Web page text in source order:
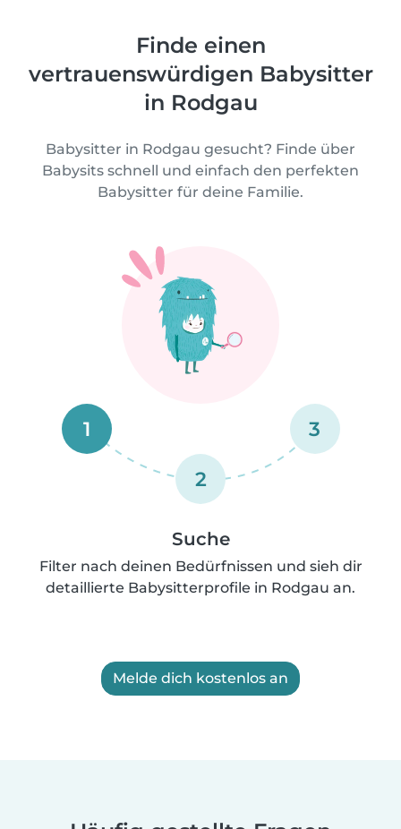
Finde einen
vertrauenswürdigen Babysitter
in Rodgau
Babysitter in Rodgau gesucht? Finde über
Babysits schnell und einfach den perfekten
Babysitter für deine Familie.
1
2
3
Suche
Filter nach deinen Bedürfnissen und sieh dir
detaillierte Babysitterprofile in Rodgau an.
Melde dich kostenlos an